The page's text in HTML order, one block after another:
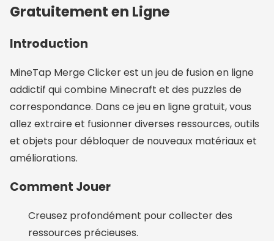
Gratuitement en Ligne
Introduction
MineTap Merge Clicker est un jeu de fusion en ligne
addictif qui combine Minecraft et des puzzles de
correspondance. Dans ce jeu en ligne gratuit, vous
allez extraire et fusionner diverses ressources, outils
et objets pour débloquer de nouveaux matériaux et
améliorations.
Comment Jouer
Creusez profondément pour collecter des
ressources précieuses.